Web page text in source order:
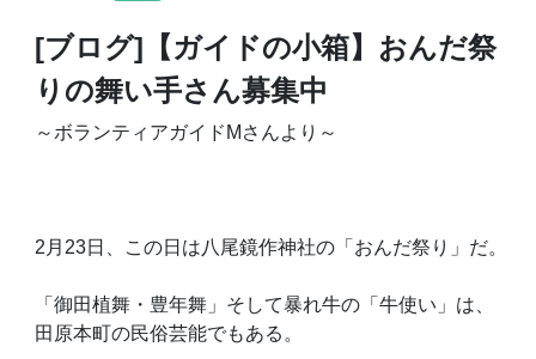
[ブログ]【ガイドの小箱】おんだ祭
りの舞い手さん募集中
～ボランティアガイドMさんより～
2月 23日、この日は八尾鏡作神社の「おんだ祭り」だ。
「御田植舞・豊年舞」そして暴れ牛の「牛使い」は、
田原本町の民俗芸能でもある。